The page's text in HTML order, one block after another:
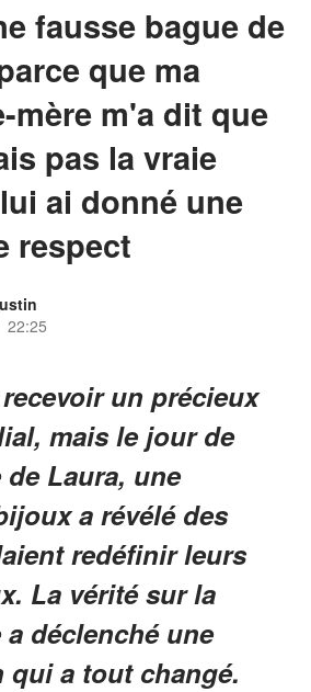
fausse bague de
que ma
mère m'a dit que
pas la vraie
ai donné une
respect
22:25
un précieux
mais le jour de
Laura, une
a révélé des
redéfinir leurs
La vérité sur la
déclenché une
a tout changé.